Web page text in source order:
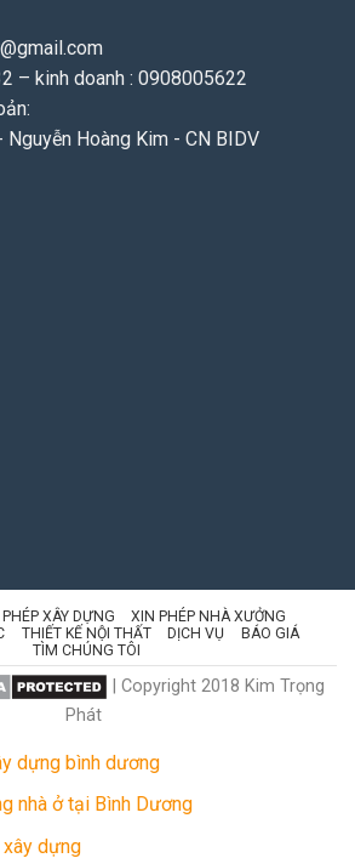
– kinh doanh : 0908005622
Hoàng Kim - CN BIDV
XÂY DỰNG
XIN PHÉP NHÀ XƯỞNG
THIẾT KẾ NỘI THẤT DỊCH VỤ
BÁO GIÁ
TÌM CHÚNG TÔI
| Copyright 2018 Kim Trọng
Phát
dựng bình dương
nhà ở tại Bình Dương
dựng